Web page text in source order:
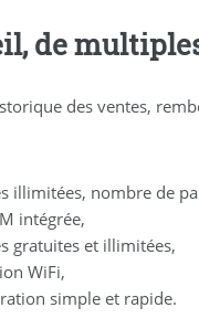
de
des ventes,
illimitées, nombre de
intégrée,
gratuites et illimitées,
WiFi,
simple et rapide.